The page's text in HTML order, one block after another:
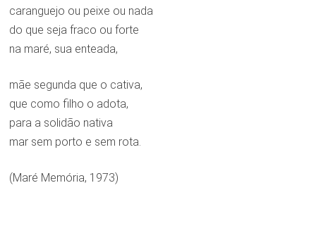
caranguejo ou peixe ou nada
do que seja fraco ou forte
na maré, sua enteada,
mãe segunda que o cativa,
que como filho o adota,
para a solidão nativa
mar sem porto e sem rota.
(Maré Memória, 1973)